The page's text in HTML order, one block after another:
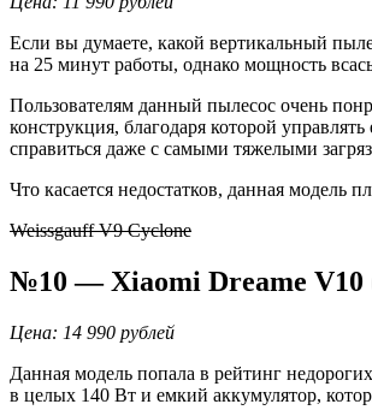
Если вы думаете, какой вертикальный
на 25 минут работы, однако мощность
Пользователям данный пылесос очень
конструкция, благодаря которой
справиться даже с самыми тяжелыми
Что касается недостатков, данная модель
Weissgauff V9 Cyclone
№10 — Xiaomi Dreame V10
Цена: 14 990 рублей
Данная модель попала в рейтинг
в целых 140 Вт и емкий аккумулятор,